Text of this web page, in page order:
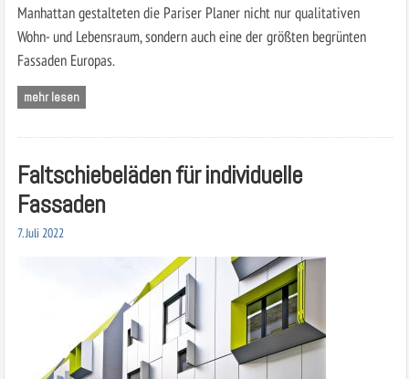
Manhattan gestalteten die Pariser Planer nicht nur qualitativen
Wohn- und Lebensraum, sondern auch eine der größten begrünten
Fassaden Europas.
mehr lesen
Faltschiebeläden für individuelle
Fassaden
7. Juli 2022